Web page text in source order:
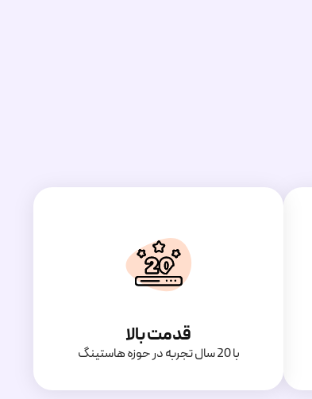
قدمت بالا
با 20 سال تجربه در حوزه هاستینگ